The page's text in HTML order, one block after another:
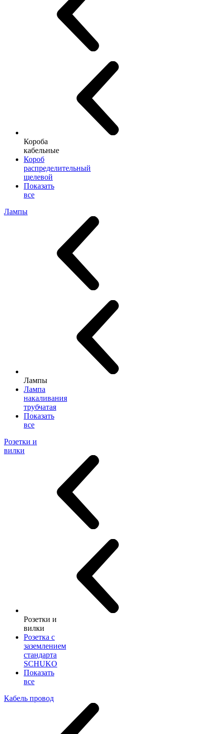
Короба
кабельные
Короб
распределительный
щелевой
Показать
все
Лампы
Лампы
Лампа
накаливания
трубчатая
Показать
все
Розетки и
вилки
Розетки и
вилки
Розетка с
заземлением
стандарта
SCHUKO
Показать
все
Кабель провод